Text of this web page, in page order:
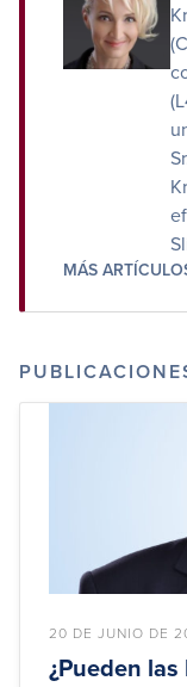
MÁS
20 DE JUNIO DE
¿Pueden